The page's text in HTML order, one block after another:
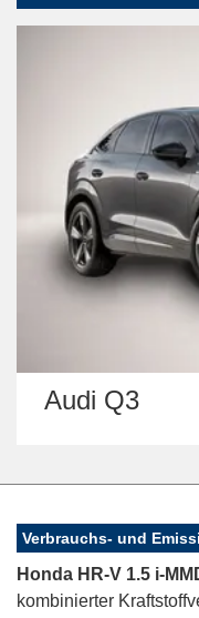
Opel Combo
Verbrauchs- und
Honda HR-V 1.5 i-
kombinierter